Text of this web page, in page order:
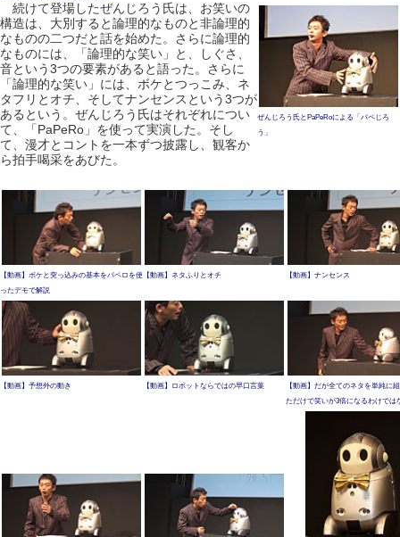
ぜんじろう氏とPaPeRoによる「パペじろ
う」
続けて登場したぜんじろう氏は、お笑いの
構造は、大別すると論理的なものと非論理的
なものの二つだと話を始めた。さらに論理的
なものには、「論理的な笑い」と、しぐさ、
音という3つの要素があると語った。さらに
「論理的な笑い」には、ボケとつっこみ、ネ
タフリとオチ、そしてナンセンスという3つが
あるという。ぜんじろう氏はそれぞれについ
て、「PaPeRo」を使って実演した。そし
て、漫才とコントを一本ずつ披露し、観客か
ら拍手喝采をあびた。
【動画】ボケと突っ込みの基本をパペロを使
ったデモで解説
【動画】ネタふりとオチ 【動画】ナンセンス
【動画】予想外の動き 【動画】ロボットならではの早口言葉
【動画】だが全てのネタを単純に
ただけで笑いが3倍になるわけでは